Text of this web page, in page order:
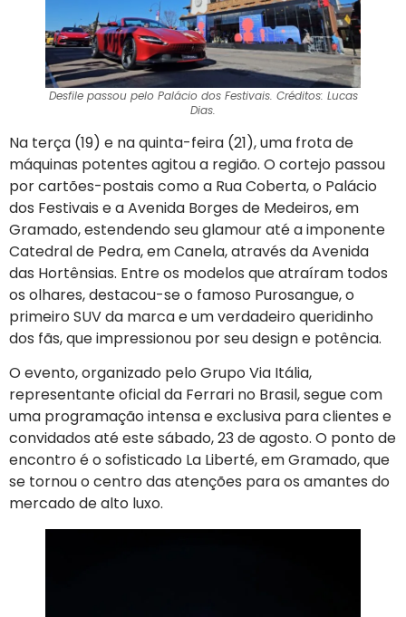
Desfile passou pelo Palácio dos Festivais. Créditos: Lucas
Dias.
Na terça (19) e na quinta-feira (21), uma frota de
máquinas potentes agitou a região. O cortejo passou
por cartões-postais como a Rua Coberta, o Palácio
dos Festivais e a Avenida Borges de Medeiros, em
Gramado, estendendo seu glamour até a imponente
Catedral de Pedra, em Canela, através da Avenida
das Hortênsias. Entre os modelos que atraíram todos
os olhares, destacou-se o famoso Purosangue, o
primeiro SUV da marca e um verdadeiro queridinho
dos fãs, que impressionou por seu design e potência.
O evento, organizado pelo Grupo Via Itália,
representante oficial da Ferrari no Brasil, segue com
uma programação intensa e exclusiva para clientes e
convidados até este sábado, 23 de agosto. O ponto de
encontro é o sofisticado La Liberté, em Gramado, que
se tornou o centro das atenções para os amantes do
mercado de alto luxo.